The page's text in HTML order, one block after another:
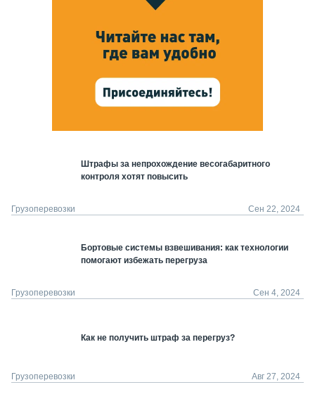
Штрафы за непрохождение весогабаритного
контроля хотят повысить
Грузоперевозки Сен 22, 2024
Бортовые системы взвешивания: как технологии
помогают избежать перегруза
Грузоперевозки Сен 4, 2024
Как не получить штраф за перегруз?
Грузоперевозки Авг 27, 2024